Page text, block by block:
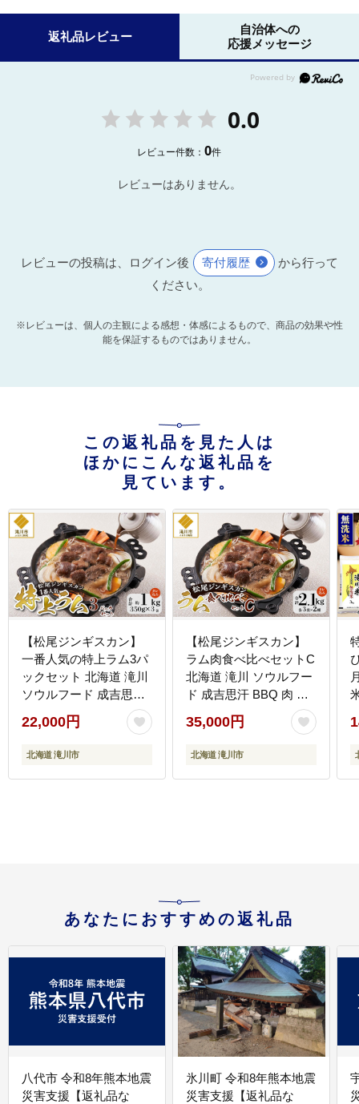
返礼品レビュー
自治体への
応援メッセージ
0.0
レビュー件数：0件
レビューはありません。
レビューの投稿は、ログイン後 寄付履歴
から行って
ください。
※レビューは、個人の主観による感想・体感によるもので、商品の効果や性
能を保証するものではありません。
この返礼品を見た人は
ほかにこんな返礼品を
見ています。
【松尾ジンギスカン】
一番人気の特上ラム3パ
ックセット 北海道 滝川
ソウルフード 成吉思汗
BBQ 肉 焼き肉 焼肉 バ
ーべキュー ラム マトン
ラム肉 羊 羊肉 ジンギス
冷凍 おすすめ
22,000円
北海道 滝川市
【松尾ジンギスカン】
ラム肉食べ比べセットC
北海道 滝川 ソウルフー
ド 成吉思汗 BBQ 肉 焼
き肉 焼肉 バーべキュー
ラム マトン ラム肉 羊
羊肉 ジンギスカン タレ
め
35,000円
北海道 滝川市
あなたにおすすめの返礼品
八代市 令和8年熊本地震
災害支援【返礼品な
氷川町 令和8年熊本地震
災害支援【返礼品な